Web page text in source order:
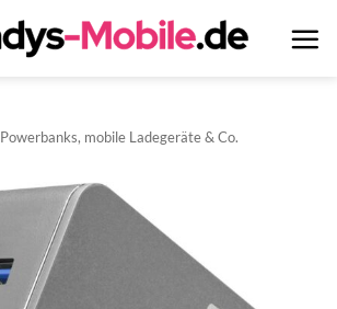
Powerbanks, mobile Ladegeräte & Co.